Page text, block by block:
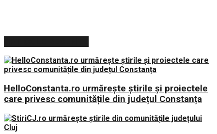
HelloConstanta.ro urmărește știrile și proiectele
care privesc comunitățile din județul Constanța